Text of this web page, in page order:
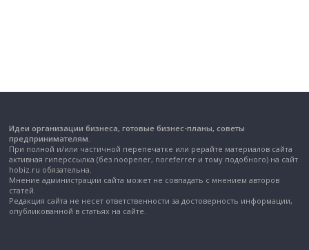
Идеи организации бизнеса, готовые бизнес-планы, советы
предпринимателям.
При полной и/или частичной перепечатке или рерайте материалов сайта
активная гиперссылка (без noopener, noreferrer и тому подобного) на сайт
hobiz.ru обязательна.
Мнение администрации сайта может не совпадать с мнением авторов
статей.
Редакция сайта не несет ответственности за достоверность информации,
опубликованной в статьях на сайте.